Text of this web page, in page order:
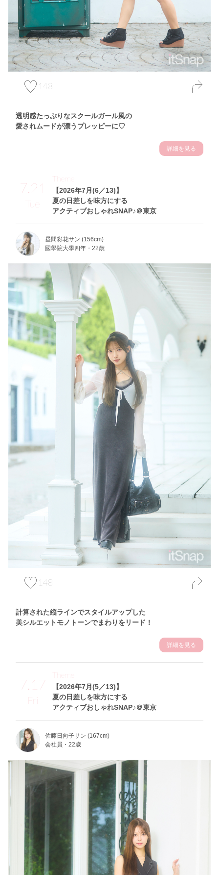
148
透明感たっぷりなスクールガール風の
愛されムードが漂うプレッピーに♡
詳細を見る
7.21
Tue
【2026年7月(6／13)】
夏の日差しを味方にする
アクティブおしゃれSNAP♪＠東京
Theme
昼間彩花サン (156cm)
國學院大學四年・22歳
148
計算された縦ラインでスタイルアップした
美シルエットモノトーンでまわりをリード！
詳細を見る
7.17
Fri
【2026年7月(5／13)】
夏の日差しを味方にする
アクティブおしゃれSNAP♪＠東京
Theme
佐藤日向子サン (167cm)
会社員・22歳